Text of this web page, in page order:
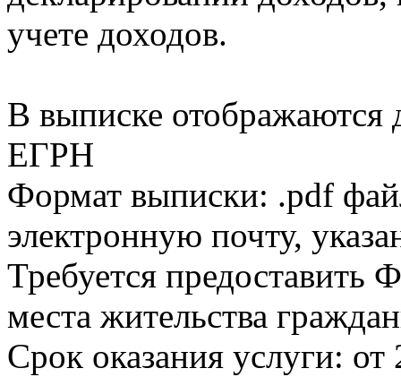
учете доходов.
В выписке
ЕГРН
Формат выписки: .pdf
электронную почту,
Требуется
места жительства
Срок оказания услуги: от